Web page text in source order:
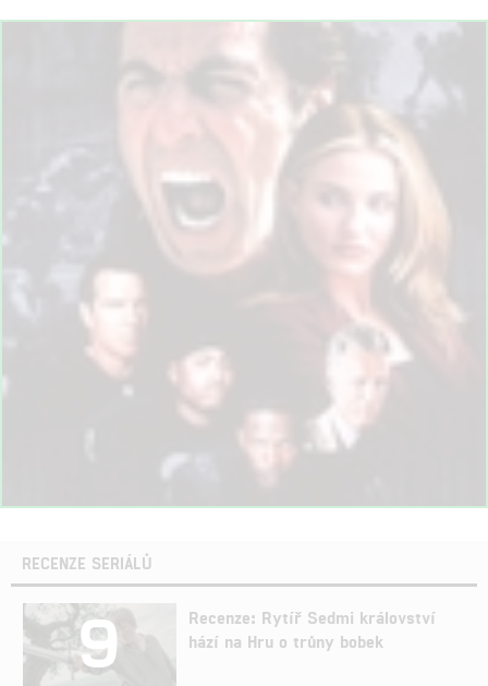
RECENZE SERIÁLŮ
9
Recenze: Rytíř Sedmi království
hází na Hru o trůny bobek